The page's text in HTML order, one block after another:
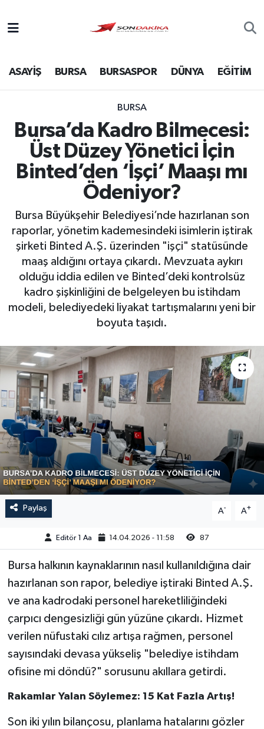
ASAYİŞ BURSA BURSASPOR DÜNYA EĞİTİM
BURSA
Bursa’da Kadro Bilmecesi:
Üst Düzey Yönetici İçin
Binted’den ‘İşçi’ Maaşı mı
Ödeniyor?
Bursa Büyükşehir Belediyesi’nde hazırlanan son
raporlar, yönetim kademesindeki isimlerin iştirak
şirketi Binted A.Ş. üzerinden "işçi" statüsünde
maaş aldığını ortaya çıkardı. Mevzuata aykırı
olduğu iddia edilen ve Binted’deki kontrolsüz
kadro şişkinliğini de belgeleyen bu istihdam
modeli, belediyedeki liyakat tartışmalarını yeni bir
boyuta taşıdı.
Paylaş A- A+
Editör 1 Aa 14.04.2026 - 11:58 87
Bursa halkının kaynaklarının nasıl kullanıldığına dair
hazırlanan son rapor, belediye iştiraki Binted A.Ş.
ve ana kadrodaki personel hareketliliğindeki
çarpıcı dengesizliği gün yüzüne çıkardı. Hizmet
verilen nüfustaki cılız artışa rağmen, personel
sayısındaki devasa yükseliş "belediye istihdam
ofisine mi döndü?" sorusunu akıllara getirdi.
Rakamlar Yalan Söylemez: 15 Kat Fazla Artış!
Son iki yılın bilançosu, planlama hatalarını gözler
Bursa
Ekonomi
Foto Galeri
Gündem
Magazin
Sağlık
Siyaset
Spor
Türkiye
Video Galeri